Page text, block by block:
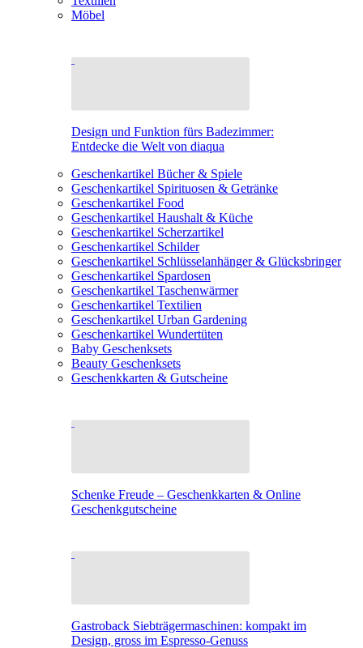
Möbel
Design und Funktion fürs Badezimmer:
Entdecke die Welt von diaqua
Geschenkartikel Bücher & Spiele
Geschenkartikel Spirituosen & Getränke
Geschenkartikel Food
Geschenkartikel Haushalt & Küche
Geschenkartikel Scherzartikel
Geschenkartikel Schilder
Geschenkartikel Schlüsselanhänger & Glücksbringer
Geschenkartikel Spardosen
Geschenkartikel Taschenwärmer
Geschenkartikel Textilien
Geschenkartikel Urban Gardening
Geschenkartikel Wundertüten
Baby Geschenksets
Beauty Geschenksets
Geschenkkarten & Gutscheine
Schenke Freude – Geschenkkarten & Online
Geschenkgutscheine
Gastroback Siebträgermaschinen: kompakt im
Design, gross im Espresso-Genuss